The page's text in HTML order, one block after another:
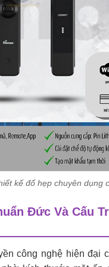
kế đố hẹp chuyên dụng
Đức Và Cấu
công nghệ hiện đại